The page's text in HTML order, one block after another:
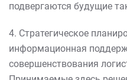
подвергаются будущие
4. Стратегическое
информационная
совершенствования